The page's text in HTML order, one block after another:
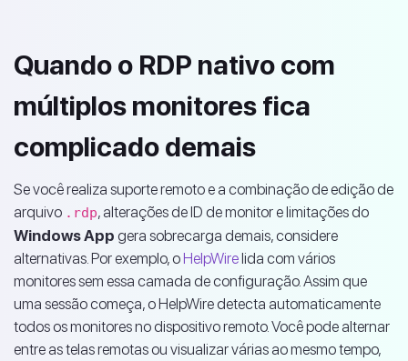
Quando o RDP nativo com
múltiplos monitores fica
complicado demais
Se você realiza suporte remoto e a combinação de edição de
arquivo .rdp, alterações de ID de monitor e limitações do
Windows App gera sobrecarga demais, considere
alternativas. Por exemplo, oHelpWirelida com vários
monitores sem essa camada de configuração. Assim que
uma sessão começa, o HelpWire detecta automaticamente
todos os monitores no dispositivo remoto. Você pode alternar
entre as telas remotas ou visualizar várias ao mesmo tempo,